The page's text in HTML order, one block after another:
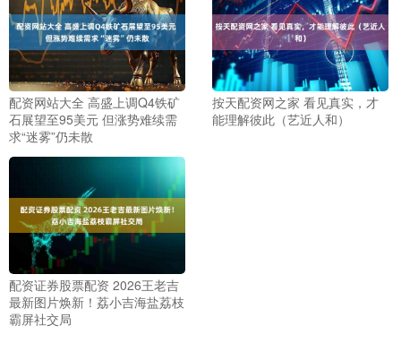
配资网站大全 高盛上调Q4铁矿
石展望至95美元 但涨势难续需
求“迷雾”仍未散
按天配资网之家 看见真实，才
能理解彼此（艺近人和）
配资证券股票配资 2026王老吉
最新图片焕新！荔小吉海盐荔枝
霸屏社交局